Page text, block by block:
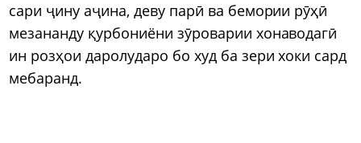
сари ҷину аҷина, деву парӣ ва бемории рӯҳӣ
мезананду қурбониёни зӯроварии хонаводагӣ
ин розҳои даролударо бо худ ба зери хоки сард
мебаранд.